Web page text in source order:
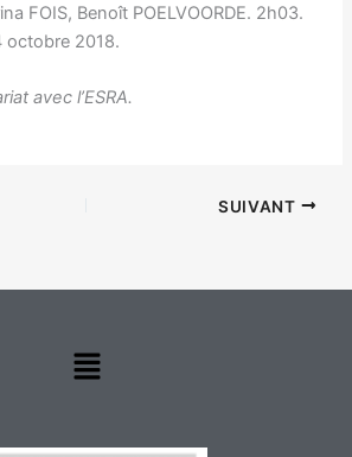
FOIS, Benoît POELVOORDE. 2h03.
octobre 2018.
avec l’ESRA.
SUIVANT
Menu